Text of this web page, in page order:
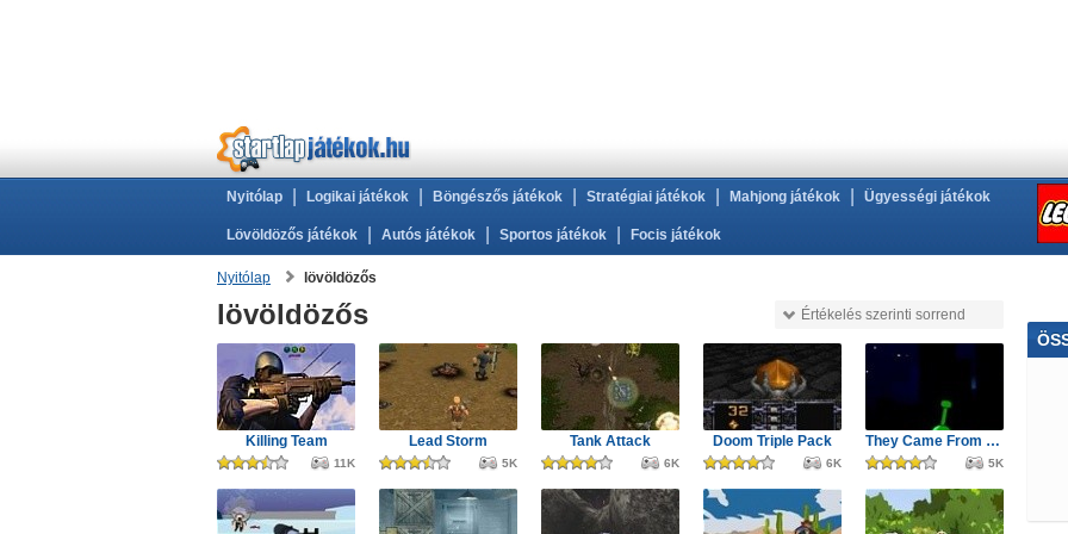
Nyitólap Logikai játékok Böngészős játékok Stratégiai játékok Mahjong játékok Ügyességi játékok
Lövöldözős játékok Autós játékok Sportos játékok Focis játékok
Nyitólap lövöldözős
lövöldözős Értékelés szerinti sorrend
Killing Team
11K
Lead Storm
5K
Tank Attack
6K
Doom Triple Pack
6K
They Came From Space
5K